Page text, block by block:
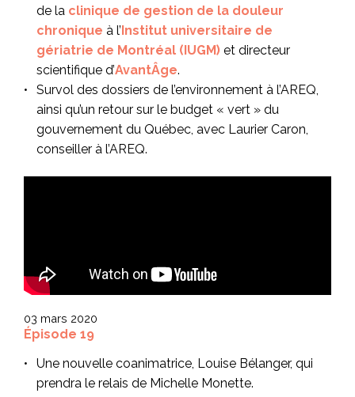
de la clinique de gestion de la douleur
chronique à l’Institut universitaire de
gériatrie de Montréal (IUGM) et directeur
scientifique d’AvantÂge.
Survol des dossiers de l’environnement à l’AREQ,
ainsi qu’un retour sur le budget « vert » du
gouvernement du Québec, avec Laurier Caron,
conseiller à l’AREQ.
03 mars 2020
Épisode 19
Une nouvelle coanimatrice, Louise Bélanger, qui
prendra le relais de Michelle Monette.